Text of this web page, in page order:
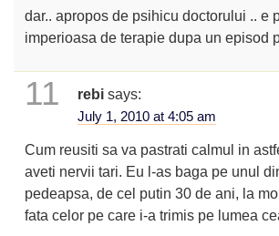
dar.. apropos de psihicu doctorului .. e
imperioasa de terapie dupa un episod
11 rebi says:
July 1, 2010 at 4:05 am
Cum reusiti sa va pastrati calmul in
aveti nervii tari. Eu l-as baga pe unul
pedeapsa, de cel putin 30 de ani, la
fata celor pe care i-a trimis pe lumea